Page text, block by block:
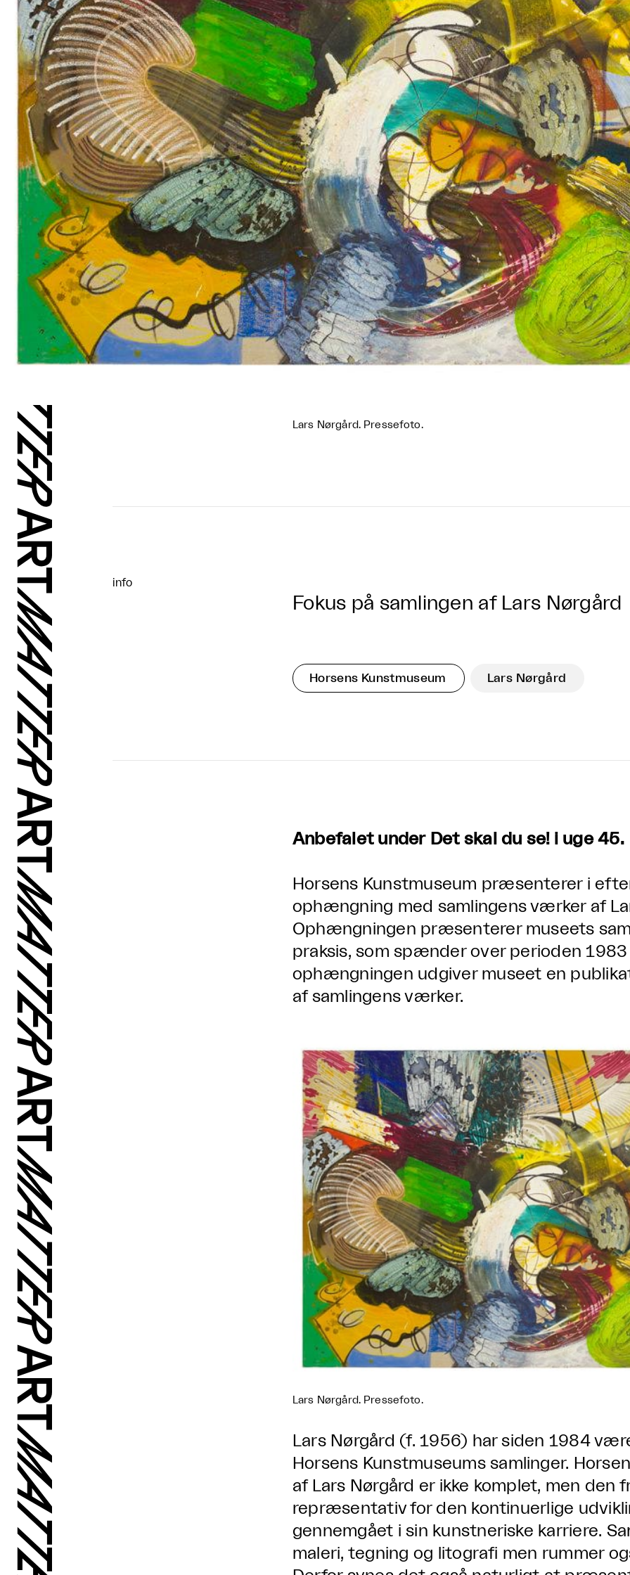
Lars Nørgård. Pressefoto.
info
Fokus på samlingen af Lars Nørgård
Horsens Kunstmuseum Lars Nørgård
Anbefalet under Det skal du se! i uge 45.
Horsens Kunstmuseum præsenterer i
ophængning med samlingens værker af
Ophængningen præsenterer museets
praksis, som spænder over perioden
ophængningen udgiver museet en
af samlingens værker.
Lars Nørgård. Pressefoto.
Lars Nørgård (f. 1956) har siden 1984
Horsens Kunstmuseums samlinger.
af Lars Nørgård er ikke komplet, men den
repræsentativ for den kontinuerlige
gennemgået i sin kunstneriske karriere.
maleri, tegning og litografi men rummer